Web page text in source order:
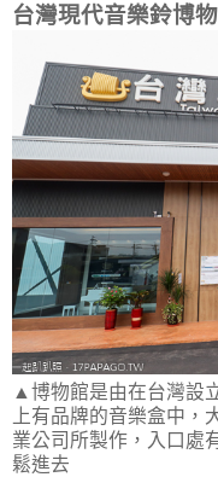
台灣現代音樂鈴博
▲博物館是由在台灣設
上有品牌的音樂盒中，
業公司所製作，入口處
鬆進去